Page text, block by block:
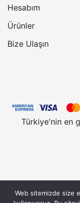
Hesabım
Ürünler
Bize Ulaşın
Türkiye'nin en
Vantobe.com,
Web sitemizde size